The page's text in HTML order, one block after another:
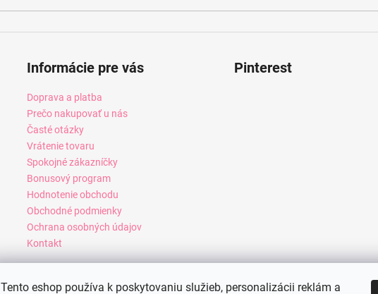
Tento eshop používa k poskytovaniu služieb, personalizácii reklám a
Informácie pre vás
Doprava a platba
Prečo nakupovať u nás
Časté otázky
Vrátenie tovaru
Spokojné zákazníčky
Bonusový program
Hodnotenie obchodu
Obchodné podmienky
Ochrana osobných údajov
Kontakt
Pinterest